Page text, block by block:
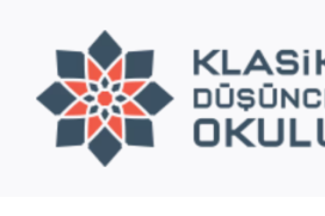
content